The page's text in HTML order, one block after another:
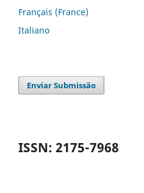
Français (France)
Italiano
Enviar Submissão
ISSN: 2175-7968